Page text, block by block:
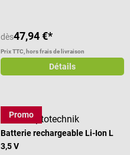
dès47,94 €*
Prix TTC, hors frais de livraison
Détails
Promo
HEINE Optotechnik
Batterie rechargeable Li-Ion L
3,5 V